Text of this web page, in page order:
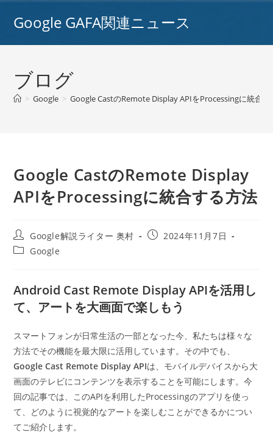
Google GAFA関連ニュース
ブログ
> Google > Google CastのRemote Display APIをProcessingに統合
Google CastのRemote Display
APIをProcessingに統合する方法
投
稿
者:
Google解説ライター 奥村
投
2024年11月7日
投
テ
ゴ
リ
Google
Android Cast Remote Display APIを活用し
て、アートを大画面で楽しもう
スマートフォンが日常生活の一部となった今、私たちは様々な
方法でその機能を最大限に活用しています。その中でも、
Google Cast Remote Display APIは、モバイルデバイスから大
画面のテレビにコンテンツを表示することを可能にします。今
回の記事では、このAPIを利用したProcessingのアプリを使っ
て、どのように視覚的なアートを楽しむことができるかについ
てご紹介します。